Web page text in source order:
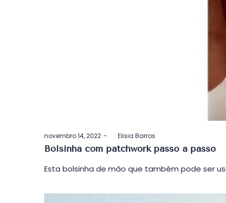
Postado
em
novembro 14, 2022 byElisia Barros
Bolsinha com patchwork passo a passo
Esta bolsinha de mão que também pode ser